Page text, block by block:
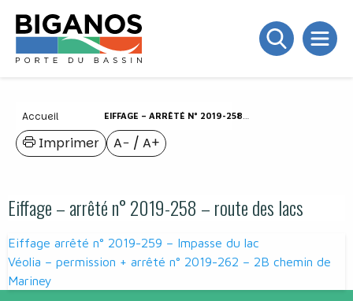
Accueil EIFFAGE – ARRÊTÉ N° 2019-258 – ROUTE DES LACS
A− / A+
Imprimer
Eiffage – arrêté n° 2019-258 – route des lacs
Navigation
de
l’article
Eiffage arrêté n° 2019-259 – Impasse du lac
Véolia – permission + arrêté n° 2019-262 – 2B chemin de
Mariney